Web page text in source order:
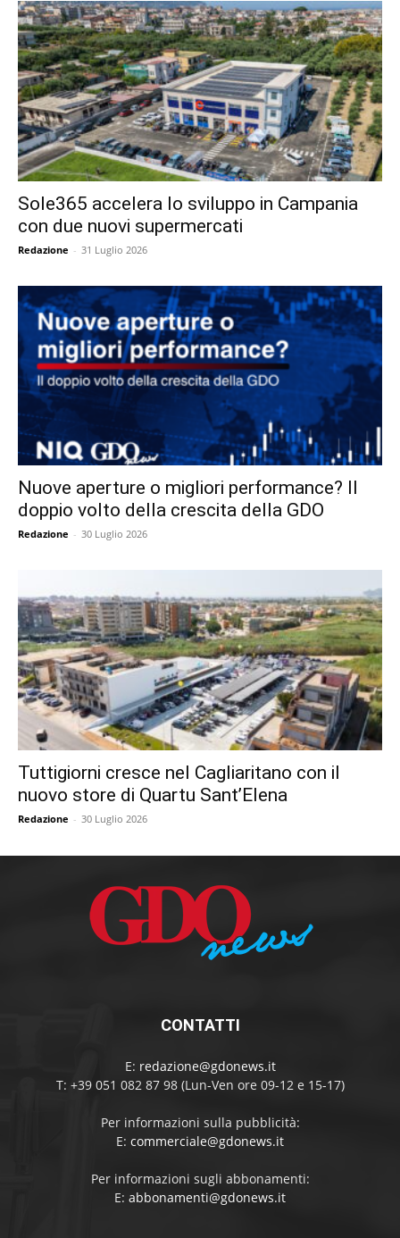
Sole365 accelera lo sviluppo in Campania
con due nuovi supermercati
Redazione - 31 Luglio 2026
Nuove aperture o migliori performance? Il
doppio volto della crescita della GDO
Redazione - 30 Luglio 2026
Tuttigiorni cresce nel Cagliaritano con il
nuovo store di Quartu Sant’Elena
Redazione - 30 Luglio 2026
CONTATTI
E: redazione@gdonews.it
T: +39 051 082 87 98 (Lun-Ven ore 09-12 e 15-17)
Per informazioni sulla pubblicità:
E: commerciale@gdonews.it
Per informazioni sugli abbonamenti:
E: abbonamenti@gdonews.it